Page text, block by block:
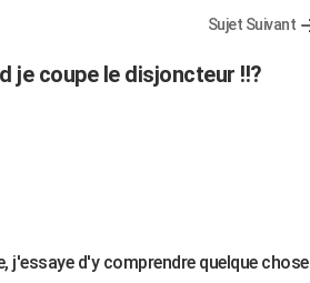
Sujet Suivant
je coupe le disjoncteur !!?
j'essaye d'y comprendre quelque chose